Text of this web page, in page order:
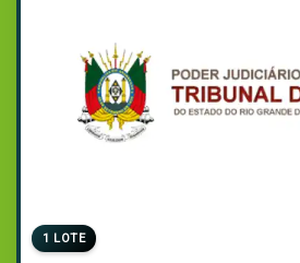
1 LOTE